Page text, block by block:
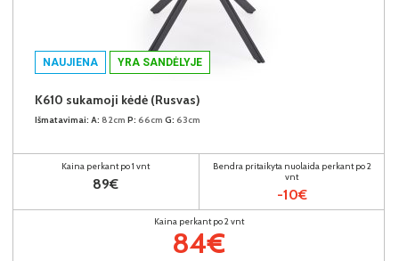
NAUJIENA YRA SANDĖLYJE
K610 sukamoji kėdė (Rusvas)
Išmatavimai: A: 82cm P: 66cm G: 63cm
Kaina perkant po 1 vnt
89€
Bendra pritaikyta nuolaida perkant po 2
vnt
-10€
Kaina perkant po 2 vnt
84€